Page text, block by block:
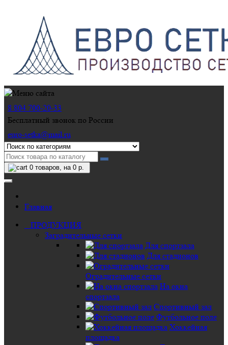
8 804 700-20-33
Бесплатный звонок по России
euro-setka@mail.ru
0 товаров, на 0 р.
Главная
ПРОДУКЦИЯ
Заградительные сетки
Для спортзала
Для стадионов
Оградительные сетки
На окна
спортзала
Спортивный зал
Футбольное поле
Хоккейная
площадка